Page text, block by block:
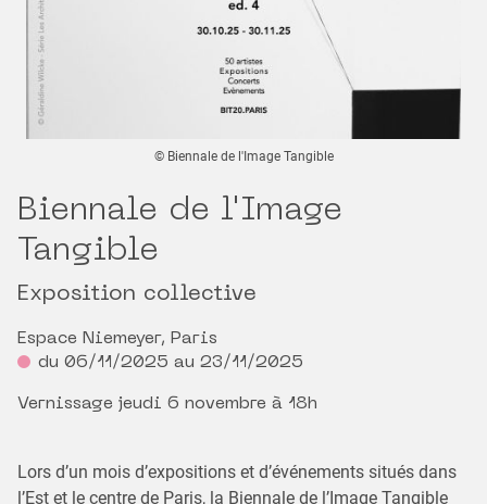
© Biennale de l'Image Tangible
Biennale de l'Image
Tangible
Exposition collective
Espace Niemeyer, Paris
du 06/11/2025 au 23/11/2025
Vernissage jeudi 6 novembre à 18h
Lors d’un mois d’expositions et d’événements situés dans
l’Est et le centre de Paris, la Biennale de l’Image Tangible